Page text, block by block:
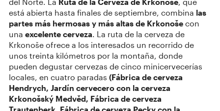
está abierta hasta finales de septiembre, combina las
partes más hermosas y más altas de Krkonoše con
una excelente cerveza. La ruta de la cerveza de
Krkonoše ofrece a los interesados un recorrido de
unos treinta kilómetros por la montaña, donde
pueden degustar cervezas de cinco minicervecerías
locales, en cuatro paradas (Fábrica de cerveza
Hendrych, Jardín cervecero con la cerveza
Krkonošský Medvěd, Fábrica de cerveza